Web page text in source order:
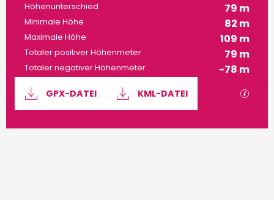
Höhenunterschied 79 m
Minimale Höhe 82 m
Maximale Höhe 109 m
Totaler positiver Höhenmeter 79 m
Totaler negativer Höhenmeter -78 m
Dokumentation
GPX-DATEI KML-DATEI Mit